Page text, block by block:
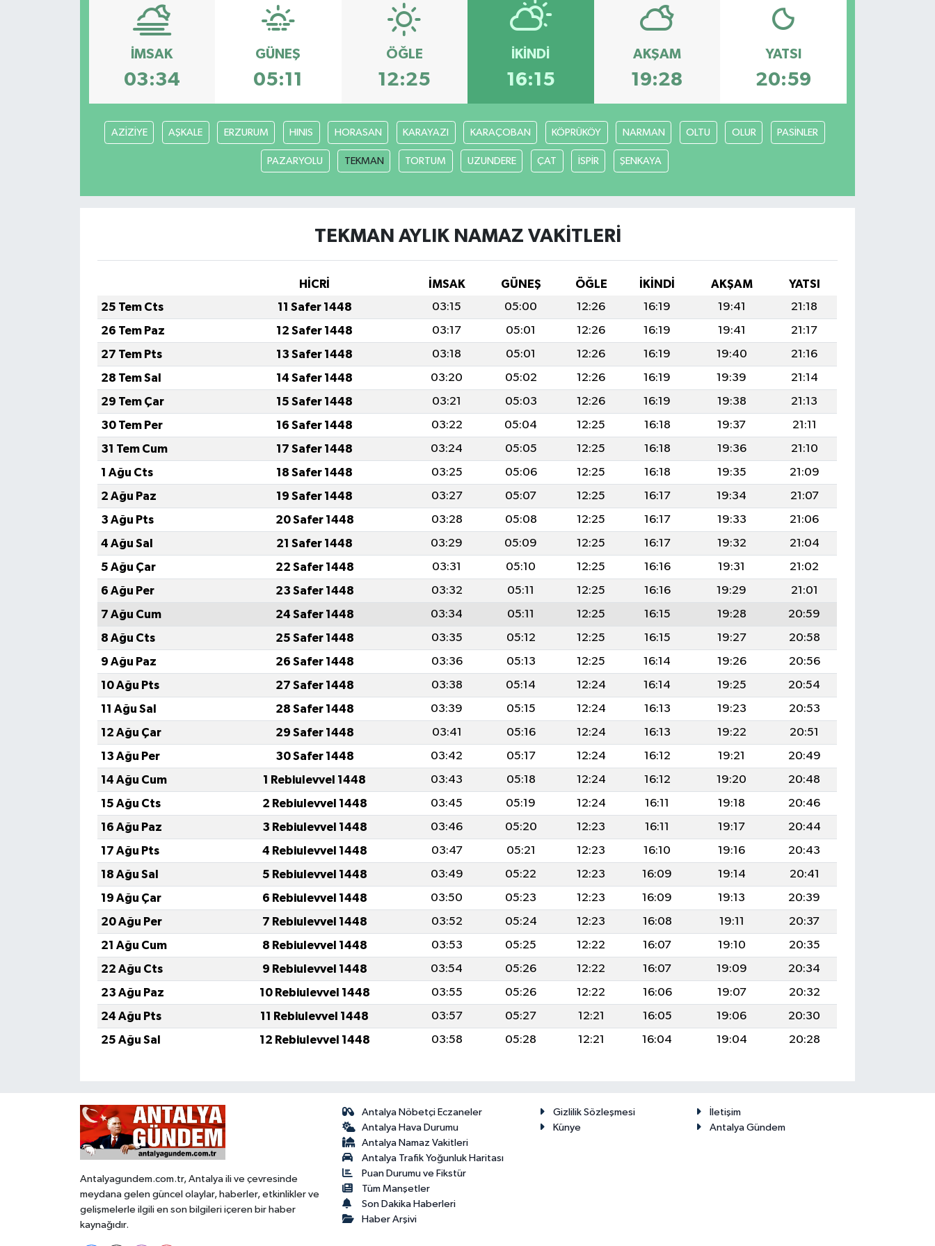
İMSAK
03:34
GÜNEŞ
05:11
ÖĞLE
12:25
İKINDI
16:15
AKŞAM
19:28
YATSI
20:59
AZİZİYE AŞKALE ERZURUM HINIS HORASAN KARAYAZI KARAÇOBAN KÖPRÜKÖY NARMAN OLTU OLUR PASİNLER
PAZARYOLU TEKMAN TORTUM UZUNDERE ÇAT İSPİR ŞENKAYA
TEKMAN AYLIK NAMAZ VAKITLERI
HİCRİ İMSAK GÜNEŞ ÖĞLE İKINDI AKŞAM
YATSI
25 Tem Cts
11 Safer 1448 03:15 05:00 12:26 16:19 19:41
21:18
26 Tem Paz
12 Safer 1448 03:17 05:01 12:26 16:19 19:41
21:17
27 Tem Pts
13 Safer 1448 03:18 05:01 12:26 16:19 19:40
21:16
28 Tem Sal
14 Safer 1448 03:20 05:02 12:26 16:19 19:39
21:14
29 Tem Çar
15 Safer 1448 03:21 05:03 12:26 16:19 19:38
21:13
30 Tem Per
16 Safer 1448 03:22 05:04 12:25 16:18 19:37
21:11
31 Tem Cum
17 Safer 1448 03:24 05:05 12:25 16:18 19:36
21:10
1 Ağu Cts
18 Safer 1448 03:25 05:06 12:25 16:18 19:35
21:09
2 Ağu Paz
19 Safer 1448 03:27 05:07 12:25 16:17 19:34
21:07
3 Ağu Pts
20 Safer 1448 03:28 05:08 12:25 16:17 19:33
21:06
4 Ağu Sal
21 Safer 1448 03:29 05:09 12:25 16:17 19:32
21:04
5 Ağu Çar
22 Safer 1448 03:31 05:10 12:25 16:16 19:31
21:02
6 Ağu Per
23 Safer 1448 03:32 05:11 12:25 16:16 19:29
21:01
7 Ağu Cum
24 Safer 1448 03:34 05:11 12:25 16:15 19:28
20:59
8 Ağu Cts
25 Safer 1448 03:35 05:12 12:25 16:15 19:27
20:58
9 Ağu Paz
26 Safer 1448 03:36 05:13 12:25 16:14 19:26
20:56
10 Ağu Pts
27 Safer 1448 03:38 05:14 12:24 16:14 19:25
20:54
11 Ağu Sal
28 Safer 1448 03:39 05:15 12:24 16:13 19:23
20:53
12 Ağu Çar
29 Safer 1448 03:41 05:16 12:24 16:13 19:22
20:51
13 Ağu Per
30 Safer 1448 03:42 05:17 12:24 16:12 19:21
20:49
14 Ağu Cum
1 Rebiulevvel 1448 03:43 05:18 12:24 16:12 19:20
20:48
15 Ağu Cts
2 Rebiulevvel 1448 03:45 05:19 12:24 16:11 19:18
20:46
16 Ağu Paz
3 Rebiulevvel 1448 03:46 05:20 12:23 16:11 19:17
20:44
17 Ağu Pts
4 Rebiulevvel 1448 03:47 05:21 12:23 16:10 19:16
20:43
18 Ağu Sal
5 Rebiulevvel 1448 03:49 05:22 12:23 16:09 19:14
20:41
19 Ağu Çar
6 Rebiulevvel 1448 03:50 05:23 12:23 16:09 19:13
20:39
20 Ağu Per
7 Rebiulevvel 1448 03:52 05:24 12:23 16:08 19:11
20:37
21 Ağu Cum
8 Rebiulevvel 1448 03:53 05:25 12:22 16:07 19:10
20:35
22 Ağu Cts
9 Rebiulevvel 1448 03:54 05:26 12:22 16:07 19:09
20:34
23 Ağu Paz
10 Rebiulevvel 1448 03:55 05:26 12:22 16:06 19:07
20:32
24 Ağu Pts
11 Rebiulevvel 1448 03:57 05:27 12:21 16:05 19:06
20:30
25 Ağu Sal
12 Rebiulevvel 1448 03:58 05:28 12:21 16:04 19:04 20:28
Antalyagundem.com.tr, Antalya ili ve çevresinde
meydana gelen güncel olaylar, haberler, etkinlikler ve
gelişmelerle ilgili en son bilgileri içeren bir haber
kaynağıdır.
Antalya Nöbetçi Eczaneler
Antalya Hava Durumu
Antalya Namaz Vakitleri
Antalya Trafik Yoğunluk Haritası
Puan Durumu ve Fikstür
Tüm Manşetler
Son Dakika Haberleri
Haber Arşivi
Gizlilik Sözleşmesi
İletişim
Künye
Antalya Gündem